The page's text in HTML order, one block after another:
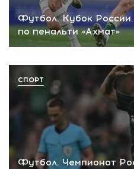
Футбол. Кубок
по пенальти «Ахмат»
Футбол. Чемпионат
СПОРТ